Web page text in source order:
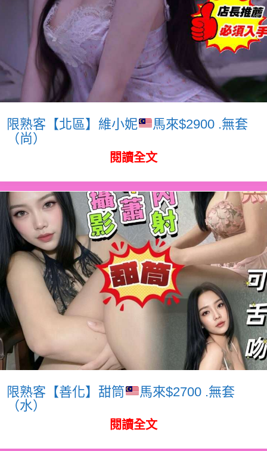
限熟客【北區】維小妮
馬來$2900 .無套
（尚）
閱讀全文
限熟客【善化】甜筒
馬來$2700 .無套
（水）
閱讀全文